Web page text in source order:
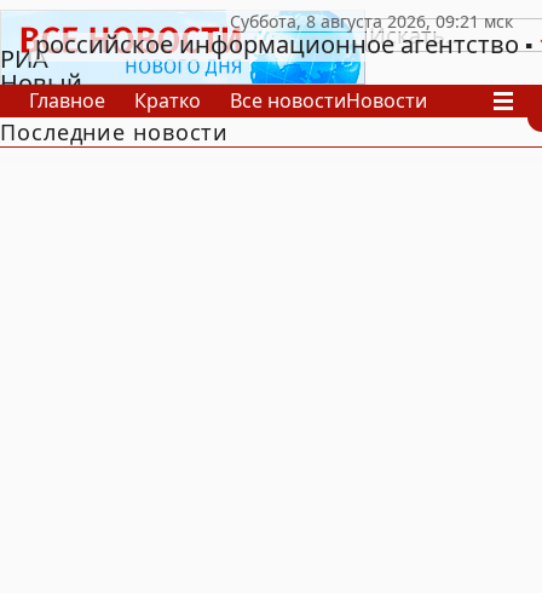
РИА
Новый
День
российское информационное агентство
Главное Кратко Все новостиНовости
В России
В мире
Последние новости